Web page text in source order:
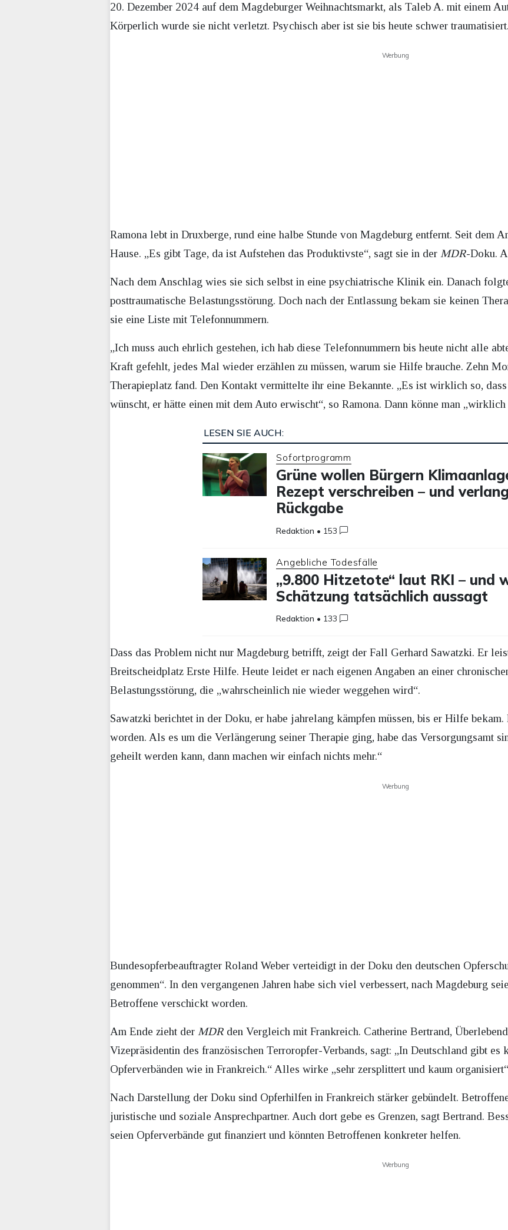
20. Dezember 2024 auf dem Magdeburger Weihnachtsmarkt, als Taleb A. mit einem
Körperlich wurde sie nicht verletzt. Psychisch aber ist sie bis heute schwer traumatisiert.
Werbung
Ramona lebt in Druxberge, rund eine halbe Stunde von Magdeburg entfernt. Seit dem
Hause. „Es gibt Tage, da ist Aufstehen das Produktivste“, sagt sie in der MDR-Doku.
Nach dem Anschlag wies sie sich selbst in eine psychiatrische Klinik ein. Danach
posttraumatische Belastungsstörung. Doch nach der Entlassung bekam sie keinen
sie eine Liste mit Telefonnummern.
„Ich muss auch ehrlich gestehen, ich hab diese Telefonnummern bis heute nicht alle
Kraft gefehlt, jedes Mal wieder erzählen zu müssen, warum sie Hilfe brauche. Zehn
Therapieplatz fand. Den Kontakt vermittelte ihr eine Bekannte. „Es ist wirklich so,
wünscht, er hätte einen mit dem Auto erwischt“, so Ramona. Dann könne man
LESEN SIE AUCH:
Sofortprogramm
Grüne wollen Bürgern
Rezept verschreiben – und
Rückgabe
Redaktion • 153
Angebliche Todesfälle
„9.800 Hitzetote“ laut RKI – und
Schätzung tatsächlich aussagt
Redaktion • 133
Dass das Problem nicht nur Magdeburg betrifft, zeigt der Fall Gerhard Sawatzki. Er
Breitscheidplatz Erste Hilfe. Heute leidet er nach eigenen Angaben an einer
Belastungsstörung, die „wahrscheinlich nie wieder weggehen wird“.
Sawatzki berichtet in der Doku, er habe jahrelang kämpfen müssen, bis er Hilfe
worden. Als es um die Verlängerung seiner Therapie ging, habe das Versorgungsamt
geheilt werden kann, dann machen wir einfach nichts mehr.“
Werbung
Bundesopferbeauftragter Roland Weber verteidigt in der Doku den deutschen
genommen“. In den vergangenen Jahren habe sich viel verbessert, nach Magdeburg
Betroffene verschickt worden.
Am Ende zieht der MDR den Vergleich mit Frankreich. Catherine Bertrand,
Vizepräsidentin des französischen Terroropfer-Verbands, sagt: „In Deutschland gibt
Opferverbänden wie in Frankreich.“ Alles wirke „sehr zersplittert und kaum
Nach Darstellung der Doku sind Opferhilfen in Frankreich stärker gebündelt.
juristische und soziale Ansprechpartner. Auch dort gebe es Grenzen, sagt Bertrand.
seien Opferverbände gut finanziert und könnten Betroffenen konkreter helfen.
Werbung